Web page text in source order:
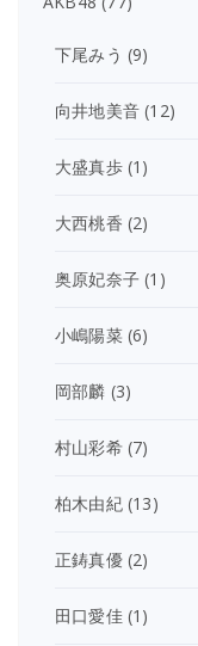
下尾みう (9)
向井地美音 (12)
大盛真歩(1)
大西桃香 (2)
奥原妃奈子 (1)
小嶋陽菜(6)
岡部麟 (3)
村山彩希(7)
柏木由紀(13)
正鋳真優(2)
田口愛佳(1)